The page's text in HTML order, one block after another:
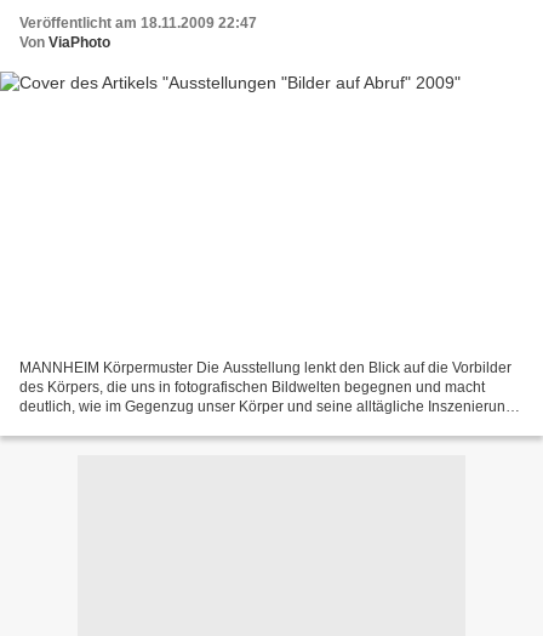
Veröffentlicht am 18.11.2009 22:47
Von ViaPhoto
MANNHEIM Körpermuster Die Ausstellung lenkt den Blick auf die Vorbilder
des Körpers, die uns in fotografischen Bildwelten begegnen und macht
deutlich, wie im Gegenzug unser Körper und seine alltägliche Inszenierung